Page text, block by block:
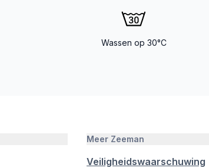
Wassen op 30°C
Meer Zeeman
Veiligheidswaarschuwing